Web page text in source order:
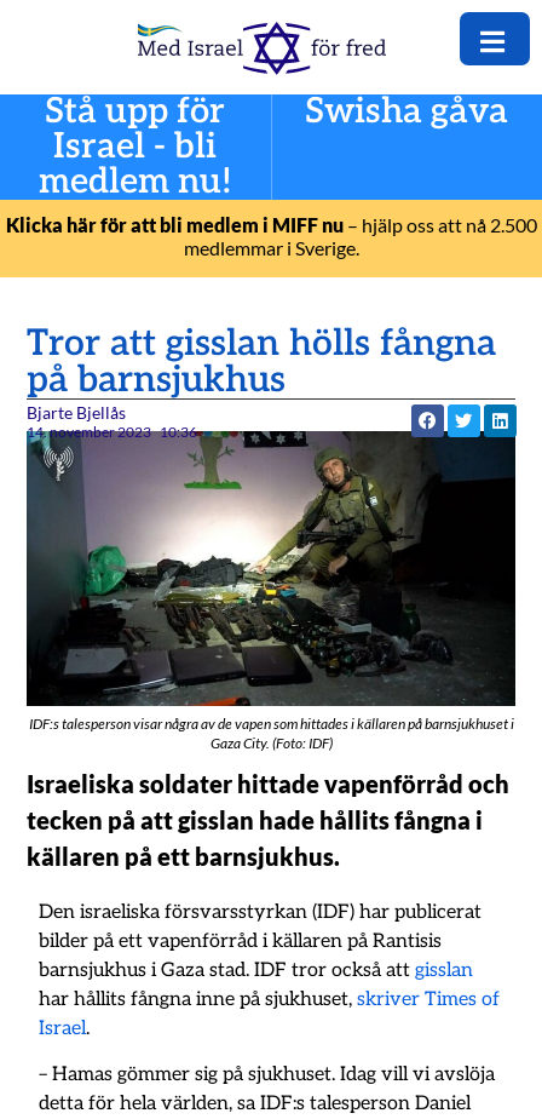
Stå upp för
Israel - bli
medlem nu!
Swisha gåva
Klicka här för att bli medlem i MIFF nu– hjälp oss att nå 2.500
medlemmar i Sverige.
Tror att gisslan hölls fångna
på barnsjukhus
Bjarte Bjellås
14. november 2023 10:36
IDF:s talesperson visar några av de vapen som hittades i källaren på barnsjukhuset i
Gaza City. (Foto: IDF)
Israeliska soldater hittade vapenförråd och
tecken på att gisslan hade hållits fångna i
källaren på ett barnsjukhus.
Den israeliska försvarsstyrkan (IDF) har publicerat
bilder på ett vapenförråd i källaren på Rantisis
barnsjukhus i Gaza stad. IDF tror också attgisslan
har hållits fångna inne på sjukhuset,skriver Times of
Israel.
– Hamas gömmer sig på sjukhuset. Idag vill vi avslöja
detta för hela världen, sa IDF:s talesperson Daniel